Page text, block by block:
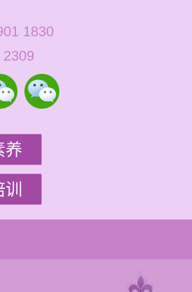
1830
养